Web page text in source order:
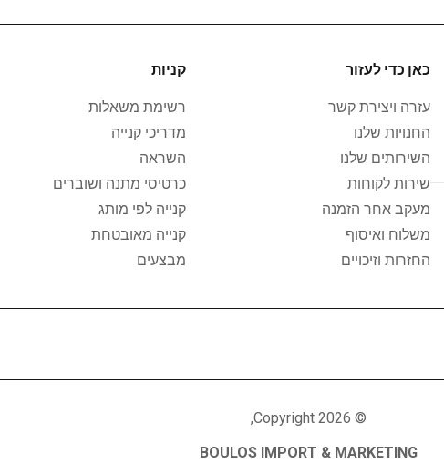
כאן כדי לעזור
עזרה ויצירת קשר
החנויות שלנו
השירותים שלנו
שירות לקוחות
מעקב אחר הזמנה
משלוח ואיסוף
החזרות וזיכויים
קניות
רשימת משאלות
מדריכי קנייה
השראה
כרטיסי מתנה ושוברים
קנייה לפי מותג
קנייה מאובטחת
מבצעים
© Copyright 2026,
BOULOS IMPORT & MARKETING